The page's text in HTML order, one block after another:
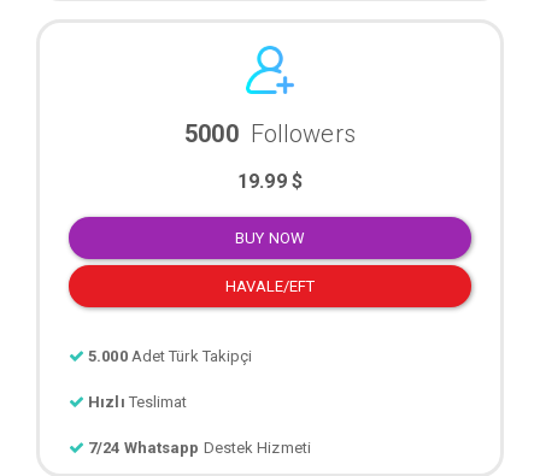
5000 Followers
19.99 $
BUY NOW
HAVALE/EFT
5.000 Adet Türk Takipçi
Hızlı Teslimat
7/24 Whatsapp Destek Hizmeti